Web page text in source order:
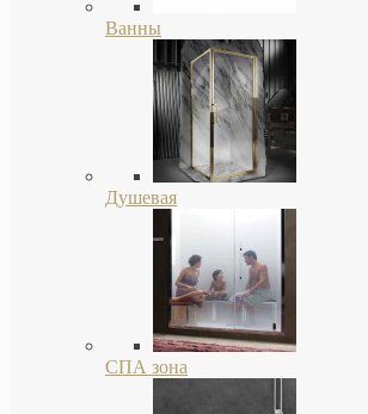
Ванны
Душевая
СПА зона